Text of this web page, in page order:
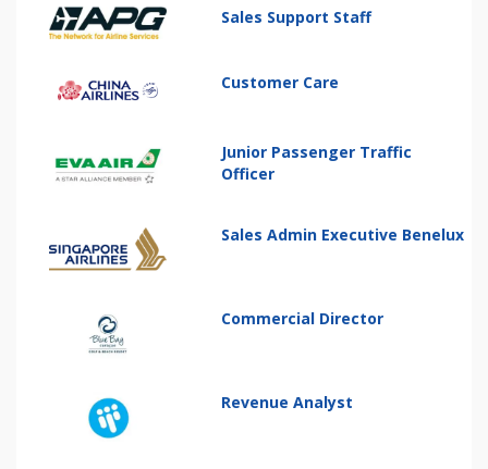
Sales Support Staff
Customer Care
Junior Passenger Traffic
Officer
Sales Admin Executive Benelux
Commercial Director
Revenue Analyst